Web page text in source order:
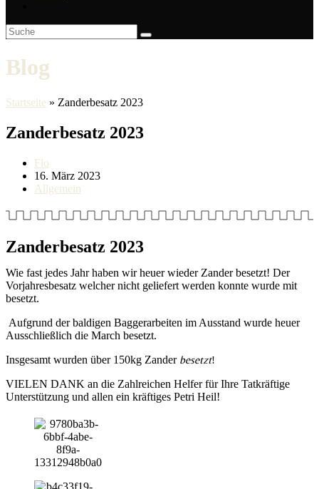
Blog
Startseite » Zanderbesatz 2023
Zanderbesatz 2023
Beitrags-
Autor:
Flo
Beitrag
veröffentlicht:
16. März 2023
Beitrags-
Allgemein
Zanderbesatz 2023
Wie fast jedes Jahr haben wir heuer wieder Zander besetzt! Der
Vorjahresbesatz welcher nicht geliefert werden konnte wurde mit
besetzt.
Aufgrund der baldigen Baggerarbeiten im Ausstand wurde heuer
Ausschließlich die March besetzt.
Insgesamt wurden über 150kg Zander besetzt!
VIELEN DANK an die Zahlreichen Helfer für Ihre Tatkräftige
Unterstützung und allen ein kräftiges Petri Heil!